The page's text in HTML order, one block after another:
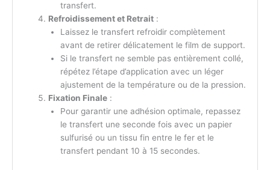
transfert.
Refroidissement et Retrait:
Laissez le transfert refroidir complètement
avant de retirer délicatement le film de support.
Si le transfert ne semble pas entièrement collé,
répétez l’étape d’application avec un léger
ajustement de la température ou de la pression.
Fixation Finale:
Pour garantir une adhésion optimale, repassez
le transfert une seconde fois avec un papier
sulfurisé ou un tissu fin entre le fer et le
transfert pendant 10 à 15 secondes.